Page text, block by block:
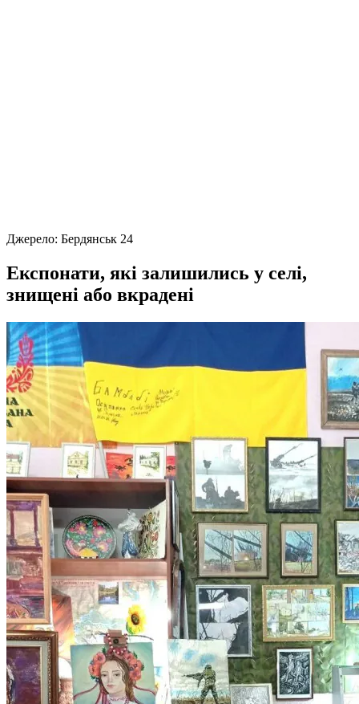
Джерело: Бердянськ 24
Експонати, які залишились у селі,
знищені або вкрадені